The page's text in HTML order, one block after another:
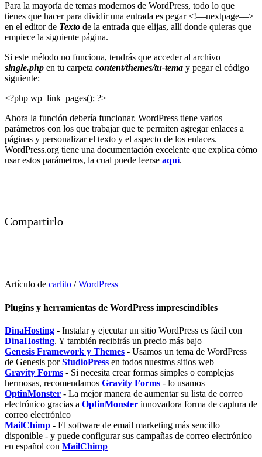
Para la mayoría de temas modernos de WordPress, todo lo que
tienes que hacer para dividir una entrada es pegar <!––nextpage––>
en el editor de Texto de la entrada que elijas, allí donde quieras que
empiece la siguiente página.
Si este método no funciona, tendrás que acceder al archivo
single.php en tu carpeta content/themes/tu-tema y pegar el código
siguiente:
<?php wp_link_pages(); ?>
Ahora la función debería funcionar. WordPress tiene varios
parámetros con los que trabajar que te permiten agregar enlaces a
páginas y personalizar el texto y el aspecto de los enlaces.
WordPress.org tiene una documentación excelente que explica cómo
usar estos parámetros, la cual puede leerse aquí.
Compartirlo
Artículo de carlito /WordPress
Plugins y herramientas de WordPress imprescindibles
DinaHosting - Instalar y ejecutar un sitio WordPress es fácil con
DinaHosting. Y también recibirás un precio más bajo
Genesis Framework y Themes - Usamos un tema de WordPress
de Genesis porStudioPress en todos nuestros sitios web
Gravity Forms - Si necesita crear formas simples o complejas
hermosas, recomendamos Gravity Forms - lo usamos
OptinMonster - La mejor manera de aumentar su lista de correo
electrónico gracias a OptinMonster innovadora forma de captura de
correo electrónico
MailChimp - El software de email marketing más sencillo
disponible - y puede configurar sus campañas de correo electrónico
en español con MailChimp